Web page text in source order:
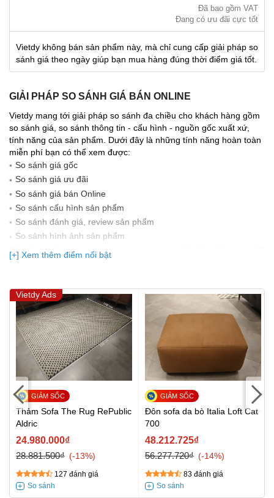
Đã bao gồm VAT
Đang có ưu đãi cực tốt
Vietdy không bán sản phẩm này, mà chỉ cung cấp giải pháp so
sánh giá theo ngày giúp bạn mua hàng đúng thời điểm giá tốt.
GIẢI PHÁP SO SÁNH GIÁ BÁN ONLINE
Vietdy mang tới giải pháp so sánh đa chiều cho khách hàng gồm
so sánh giá, so sánh thông tin - cấu hình - nguồn gốc xuất xứ,
tính năng của sản phẩm. Dưới đây là những tính năng hoàn toàn
miễn phí bạn có thể xem được:
So sánh giá gốc
So sánh giá ưu đãi
So sánh giá bán Online
So sánh cấu hình sản phẩm
So sánh đánh giá, review sản phẩm
So sảnh hình ảnh sản phẩm
(Bạn đang được xem so sánh giá, xem giá biến động Realtime 10
lần cập nhật gần nhất)
[+] Xem thêm điểm nổi bật
Vietdy Ads
Thảm Sofa The Rug RePublic
Aldric
24.980.000₫
28.881.500₫
-13%
127 đánh giá
Đôn sofa da bò Italia Loft Cat
700
48.212.725₫
56.277.720₫
-14%
83 đánh giá